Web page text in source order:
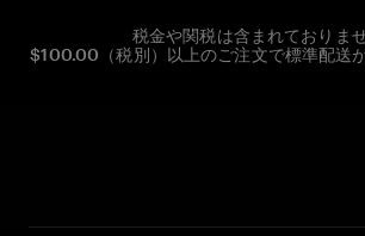
税金や関税は含まれておりませ
$100.00（税別）以上のご注文で標準配送